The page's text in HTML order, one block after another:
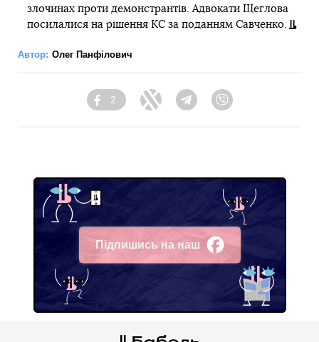
злочинах проти демонстрантів. Адвокати Щеглова
посилалися на рішення КС за поданням Савченко.
Автор: Олег Панфілович
Facebook
2
Twitter Telegram
Підпишись на наш
Facebook